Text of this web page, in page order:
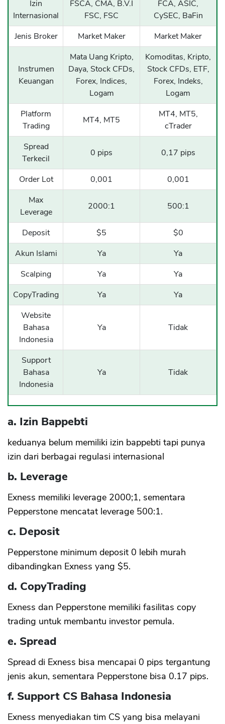
Izin
Internasional
FSCA, CMA, B.V.I
FSC, FSC
FCA, ASIC,
CySEC, BaFin
Jenis Broker
Market Maker Market Maker
Instrumen
Keuangan
Mata Uang Kripto,
Daya, Stock CFDs,
Forex, Indices,
Logam
Komoditas, Kripto,
Stock CFDs, ETF,
Forex, Indeks,
Logam
Platform
Trading
MT4, MT5
MT4, MT5,
cTrader
Spread
Terkecil
0 pips 0,17 pips
Order Lot 0,001
0,001
Max
Leverage
2000:1 500:1
Deposit $5
$0
Akun Islami
Ya
Ya
Scalping
Ya
Ya
CopyTrading
Ya
Ya
Website
Bahasa
Indonesia
Ya Tidak
Support
Bahasa
Indonesia
Ya Tidak
a. Izin Bappebti
keduanya belum memiliki izin bappebti tapi punya
izin dari berbagai regulasi internasional
b. Leverage
Exness memiliki leverage 2000;1, sementara
Pepperstone mencatat leverage 500:1.
c. Deposit
Pepperstone minimum deposit 0 lebih murah
dibandingkan Exness yang $5.
d. CopyTrading
Exness dan Pepperstone memiliki fasilitas copy
trading untuk membantu investor pemula.
e. Spread
Spread di Exness bisa mencapai 0 pips tergantung
jenis akun, sementara Pepperstone bisa 0.17 pips.
f. Support CS Bahasa Indonesia
Exness menyediakan tim CS yang bisa melayani